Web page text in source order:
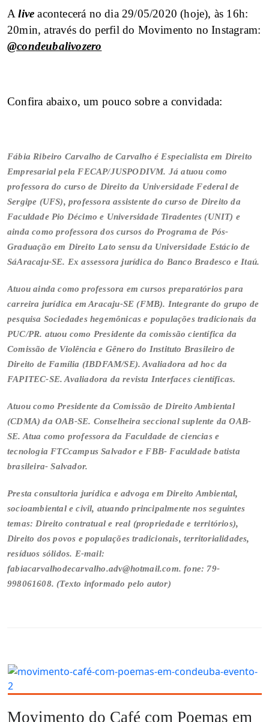
Aliveacontecerá no dia 29/05/2020 (hoje), às 16h:
20min, através do perfil do Movimento no Instagram:
@condeubalivozero
Confira abaixo, um pouco sobre a convidada:
Fábia Ribeiro Carvalho de Carvalho é Especialista em Direito
Empresarial pela FECAP/JUSPODIVM. Já atuou como
professora do curso de Direito da Universidade Federal de
Sergipe (UFS), professora assistente do curso de Direito da
Faculdade Pio Décimo e Universidade Tiradentes (UNIT) e
ainda como professora dos cursos do Programa de Pós-
Graduação em Direito Lato sensu da Universidade Estácio de
SáAracaju-SE. Ex assessora jurídica do Banco Bradesco e Itaú.
Atuou ainda como professora em cursos preparatórios para
carreira jurídica em Aracaju-SE (FMB). Integrante do grupo de
pesquisa Sociedades hegemônicas e populações tradicionais da
PUC/PR. atuou como Presidente da comissão científica da
Comissão de Violência e Gênero do Instituto Brasileiro de
Direito de Família (IBDFAM/SE). Avaliadora ad hoc da
FAPITEC-SE. Avaliadora da revista Interfaces científicas.
Atuou como Presidente da Comissão de Direito Ambiental
(CDMA) da OAB-SE. Conselheira seccional suplente da OAB-
SE. Atua como professora da Faculdade de ciencias e
tecnologia FTCcampus Salvador e FBB- Faculdade batista
brasileira- Salvador.
Presta consultoria jurídica e advoga em Direito Ambiental,
socioambiental e civil, atuando principalmente nos seguintes
temas: Direito contratual e real (propriedade e territórios),
Direito dos povos e populações tradicionais, territorialidades,
resíduos sólidos. E-mail:
fabiacarvalhodecarvalho.adv@hotmail.com. fone: 79-
998061608. (Texto informado pelo autor)
Movimento do Café com Poemas em